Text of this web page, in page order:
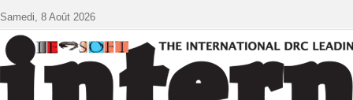
Samedi, 8 Août 2026